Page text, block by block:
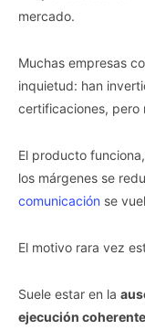
mercado.
Muchas empresas
inquietud: han
certificaciones, pero
El producto
los márgenes se
comunicación se
El motivo rara vez
Suele estar en la
ejecución coherente